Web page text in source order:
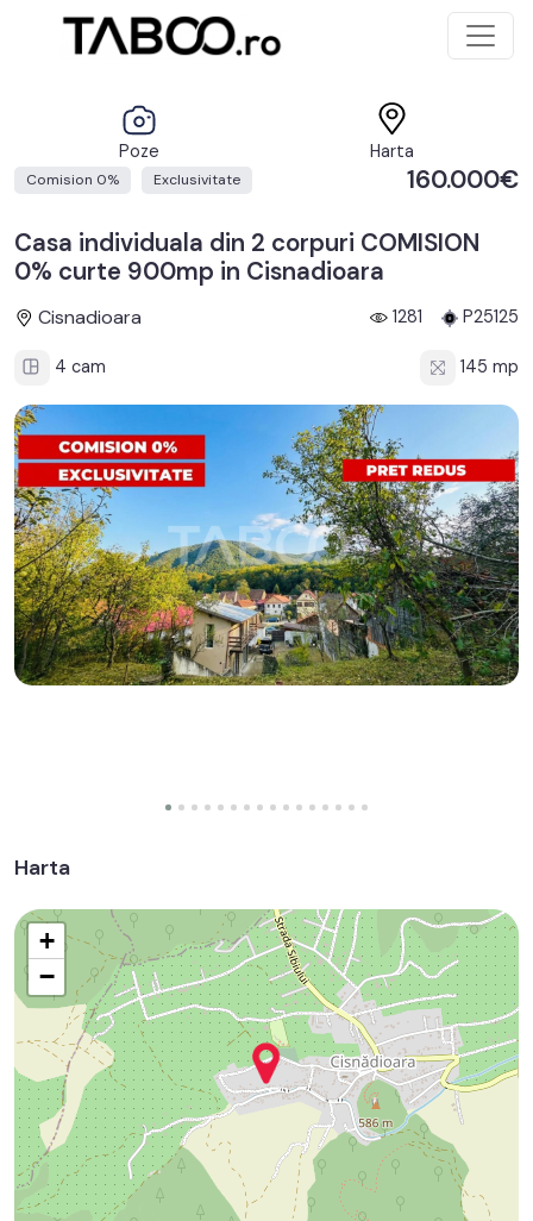
Poze Harta
Comision 0% Exclusivitate 160.000€
Casa individuala din 2 corpuri COMISION
0% curte 900mp in Cisnadioara
Cisnadioara 1281 P25125
4 cam 145 mp
Harta
+
−